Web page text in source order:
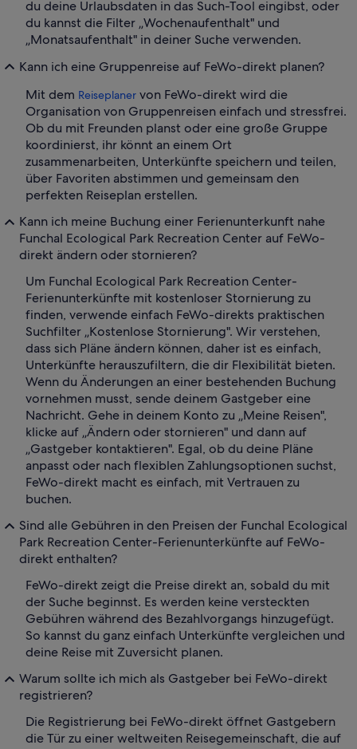
du deine Urlaubsdaten in das Such-Tool eingibst, oder
du kannst die Filter „Wochenaufenthalt" und
„Monatsaufenthalt" in deiner Suche verwenden.
Kann ich eine Gruppenreise auf FeWo-direkt planen?
Mit dem Reiseplaner von FeWo-direkt wird die
Organisation von Gruppenreisen einfach und stressfrei.
Ob du mit Freunden planst oder eine große Gruppe
koordinierst, ihr könnt an einem Ort
zusammenarbeiten, Unterkünfte speichern und teilen,
über Favoriten abstimmen und gemeinsam den
perfekten Reiseplan erstellen.
Kann ich meine Buchung einer Ferienunterkunft nahe
Funchal Ecological Park Recreation Center auf FeWo-
direkt ändern oder stornieren?
Um Funchal Ecological Park Recreation Center-
Ferienunterkünfte mit kostenloser Stornierung zu
finden, verwende einfach FeWo-direkts praktischen
Suchfilter „Kostenlose Stornierung". Wir verstehen,
dass sich Pläne ändern können, daher ist es einfach,
Unterkünfte herauszufiltern, die dir Flexibilität bieten.
Wenn du Änderungen an einer bestehenden Buchung
vornehmen musst, sende deinem Gastgeber eine
Nachricht. Gehe in deinem Konto zu „Meine Reisen",
klicke auf „Ändern oder stornieren" und dann auf
„Gastgeber kontaktieren". Egal, ob du deine Pläne
anpasst oder nach flexiblen Zahlungsoptionen suchst,
FeWo-direkt macht es einfach, mit Vertrauen zu
buchen.
Sind alle Gebühren in den Preisen der Funchal Ecological
Park Recreation Center-Ferienunterkünfte auf FeWo-
direkt enthalten?
FeWo-direkt zeigt die Preise direkt an, sobald du mit
der Suche beginnst. Es werden keine versteckten
Gebühren während des Bezahlvorgangs hinzugefügt.
So kannst du ganz einfach Unterkünfte vergleichen und
deine Reise mit Zuversicht planen.
Warum sollte ich mich als Gastgeber bei FeWo-direkt
registrieren?
Die Registrierung bei FeWo-direkt öffnet Gastgebern
die Tür zu einer weltweiten Reisegemeinschaft, die auf